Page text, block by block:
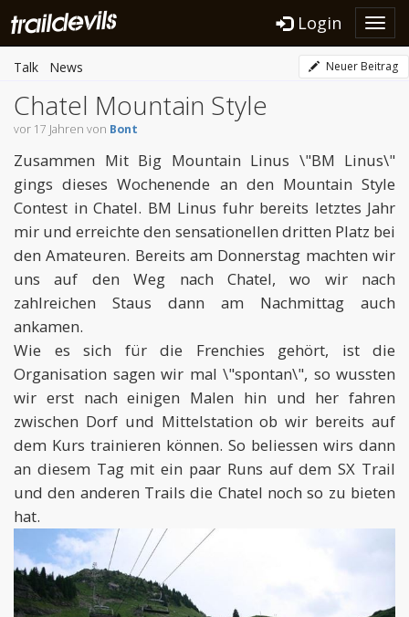
Login
Talk News Neuer Beitrag
Chatel Mountain Style
vor 17 Jahren von Bont
Zusammen Mit Big Mountain Linus \"BM Linus\"
gings dieses Wochenende an den Mountain Style
Contest in Chatel. BM Linus fuhr bereits letztes Jahr
mir und erreichte den sensationellen dritten Platz bei
den Amateuren. Bereits am Donnerstag machten wir
uns auf den Weg nach Chatel, wo wir nach
zahlreichen Staus dann am Nachmittag auch
ankamen.
Wie es sich für die Frenchies gehört, ist die
Organisation sagen wir mal \"spontan\", so wussten
wir erst nach einigen Malen hin und her fahren
zwischen Dorf und Mittelstation ob wir bereits auf
dem Kurs trainieren können. So beliessen wirs dann
an diesem Tag mit ein paar Runs auf dem SX Trail
und den anderen Trails die Chatel noch so zu bieten
hat.